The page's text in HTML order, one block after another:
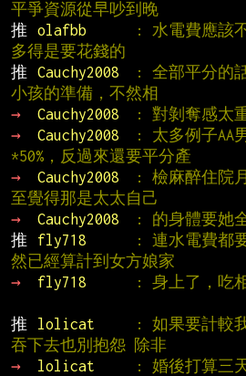
平爭資源從早吵到晚
推
olafbb
: 水電費應該
多得是要花錢的
推
Cauchy2008
: 全部平分的
小孩的準備，不然相
→
Cauchy2008 : 對剝奪感太
→
Cauchy2008
: 太多例子AA
*50%，反過來還要平分產
→
Cauchy2008
: 檢麻醉住院
至覺得那是太太自己
→
Cauchy2008 : 的身體要她
推
fly718
: 連水電費都
然已經算計到女方娘家
→
fly718
: 身上了，吃
推
lolicat
: 如果要計較
吞下去也別抱怨 除非
→
lolicat
: 婚後打算三